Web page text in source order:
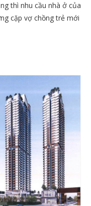
thì nhu cầu nhà ở của
cặp vợ chồng trẻ mới